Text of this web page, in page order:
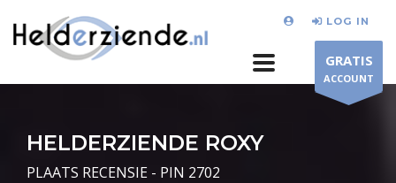
LOG IN
GRATIS
ACCOUNT
HELDERZIENDE ROXY
PLAATS RECENSIE - PIN 2702